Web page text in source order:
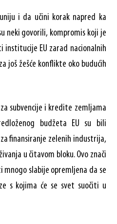
i da učini korak napred ka
neki govorili, kompromis koji je
institucije EU zarad nacionalnih
još žešće konflikte oko budućih
subvencije i kredite zemljama
budžeta EU su bili
finansiranje zelenih industrija,
u čitavom bloku. Ovo znači
mnogo slabije opremljena da se
s kojima će se svet suočiti u